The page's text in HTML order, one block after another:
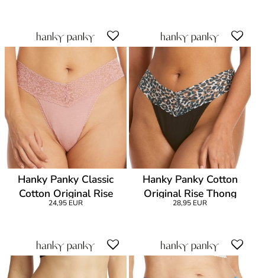
Hanky Panky Classic
Cotton Original Rise
Thong
24,95 EUR
Hanky Panky Cotton
Original Rise Thong
28,95 EUR